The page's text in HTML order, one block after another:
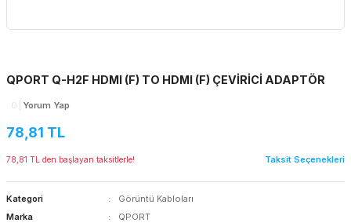
QPORT Q-H2F HDMI (F) TO HDMI (F) ÇEVİRİCİ ADAPTÖR
0 Yorum Yap
78,81 TL
78,81 TL den başlayan taksitlerle! Taksit Seçenekleri
Kategori
Görüntü Kabloları
Marka
QPORT